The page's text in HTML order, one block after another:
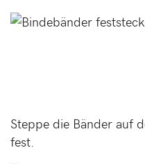
Steppe die Bänder auf
fest.